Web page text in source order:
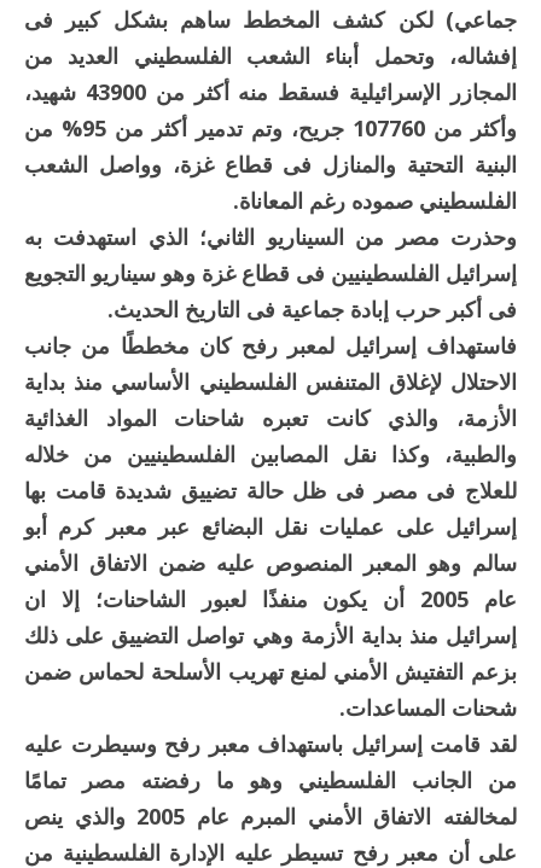
جماعي) لكن كشف المخطط ساهم بشكل كبير فى
إفشاله، وتحمل أبناء الشعب الفلسطيني العديد من
المجازر الإسرائيلية فسقط منه أكثر من 43900 شهيد،
وأكثر من 107760 جريح، وتم تدمير أكثر من 95% من
البنية التحتية والمنازل فى قطاع غزة، وواصل الشعب
الفلسطيني صموده رغم المعاناة.
وحذرت مصر من السيناريو الثاني؛ الذي استهدفت به
إسرائيل الفلسطينيين فى قطاع غزة وهو سيناريو التجويع
فى أكبر حرب إبادة جماعية فى التاريخ الحديث.
فاستهداف إسرائيل لمعبر رفح كان مخططًا من جانب
الاحتلال لإغلاق المتنفس الفلسطيني الأساسي منذ بداية
الأزمة، والذي كانت تعبره شاحنات المواد الغذائية
والطبية، وكذا نقل المصابين الفلسطينيين من خلاله
للعلاج فى مصر فى ظل حالة تضييق شديدة قامت بها
إسرائيل على عمليات نقل البضائع عبر معبر كرم أبو
سالم وهو المعبر المنصوص عليه ضمن الاتفاق الأمني
عام 2005 أن يكون منفذًا لعبور الشاحنات؛ إلا ان
إسرائيل منذ بداية الأزمة وهي تواصل التضييق على ذلك
بزعم التفتيش الأمني لمنع تهريب الأسلحة لحماس ضمن
شحنات المساعدات.
لقد قامت إسرائيل باستهداف معبر رفح وسيطرت عليه
من الجانب الفلسطيني وهو ما رفضته مصر تمامًا
لمخالفته الاتفاق الأمني المبرم عام 2005 والذي ينص
على أن معبر رفح تسيطر عليه الإدارة الفلسطينية من